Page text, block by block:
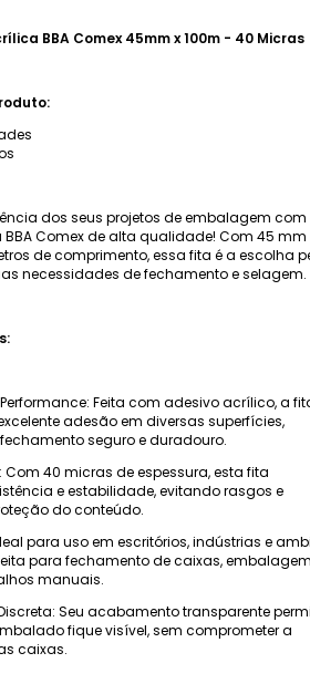
BBA Comex 45mm x 100m - 40 Micras
dos seus projetos de embalagem com
Comex de alta qualidade! Com 45 mm
de comprimento, essa fita é a escolha
necessidades de fechamento e selagem.
Feita com adesivo acrílico, a
adesão em diversas superfícies,
seguro e duradouro.
Com 40 micras de espessura, esta fita
e estabilidade, evitando rasgos e
do conteúdo.
para uso em escritórios, indústrias e
para fechamento de caixas,
manuais.
Seu acabamento transparente
fique visível, sem comprometer a
caixas.